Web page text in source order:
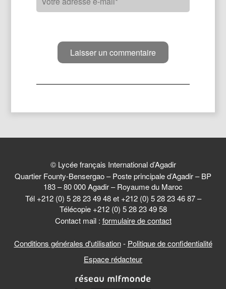
© Lycée français International d’Agadir
Quartier Founty-Bensergao – Poste principale d’Agadir – BP
183 – 80 000 Agadir – Royaume du Maroc
Tél +212 (0) 5 28 23 49 48 et +212 (0) 5 28 23 46 87 –
Télécopie +212 (0) 5 28 23 49 58
Contact mail : formulaire de contact
Conditions générales d'utilisation- Politique de confidentialité
Espace rédacteur